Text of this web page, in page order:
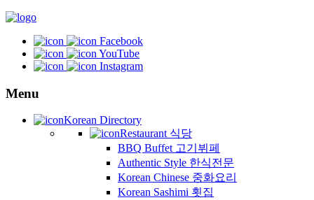
Facebook
YouTube
Instagram
Menu
Korean Directory
Restaurant 식당
BBQ Buffet 고기뷔페
Authentic Style 한식전문
Korean Chinese 중화요리
Korean Sashimi 횟집